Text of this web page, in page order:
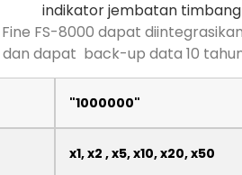
FS-8000 dapat
dapat back-up data 10
"1000000"
x1, x2 , x5, x10, x20, x50